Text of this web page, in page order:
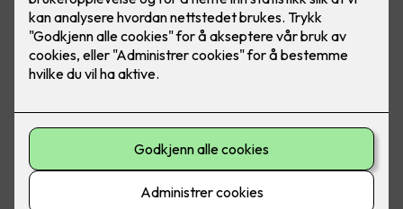
rehab inkl. LED dimmer
Ferdig montert - Junistar ECO 2700 m/ LED
Flott LED downlight med 42 graders spredning og 30
graders vipp i to retninger til innendørs bruke, inkl. LED